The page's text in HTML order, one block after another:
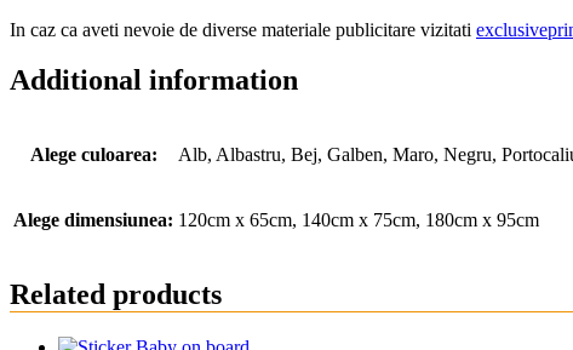
In caz ca aveti nevoie de diverse materiale publicitare vizitati
Additional information
Alege culoarea: Alb, Albastru, Bej, Galben, Maro, Negru,
Alege dimensiunea: 120cm x 65cm, 140cm x 75cm, 180cm x 95cm
Related products